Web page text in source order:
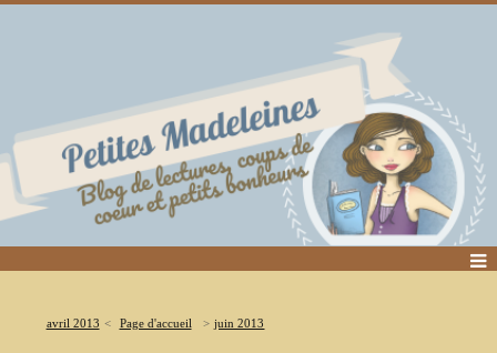
avril 2013 Page d'accueil juin 2013